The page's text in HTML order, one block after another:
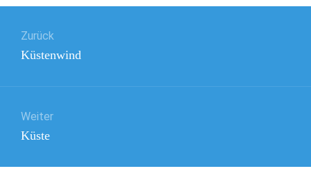
Zurück
Vorheriger
Küstenwind
Weiter
Nächster
Küste